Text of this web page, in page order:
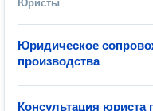
Юристы
Юридическое
производства
Консультация юриста